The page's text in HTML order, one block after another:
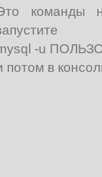
команды
-u
потом в